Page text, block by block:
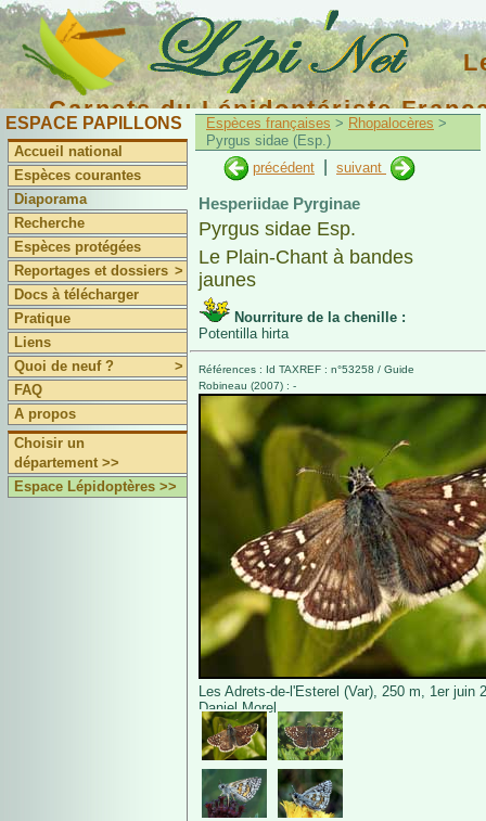
Carnets du Lépidoptériste
ESPACE PAPILLONS
Accueil national
Espèces courantes
Diaporama
Recherche
Espèces protégées
Reportages et dossiers >
Docs à télécharger
Pratique
Liens
Quoi de neuf ?
>
FAQ
A propos
Choisir un
département >>
Espace Lépidoptères >>
Espèces françaises > Rhopalocères >
Pyrgus sidae (Esp.)
précédent
suivant
Hesperiidae Pyrginae
Pyrgus sidae Esp.
Le Plain-Chant à bandes
jaunes
Nourriture de la chenille :
Potentilla hirta
Références : Id TAXREF : n°53258 / Guide
Robineau (2007) : -
Les Adrets-de-l'Esterel (Var), 250 m, 1er juin
Daniel Morel.